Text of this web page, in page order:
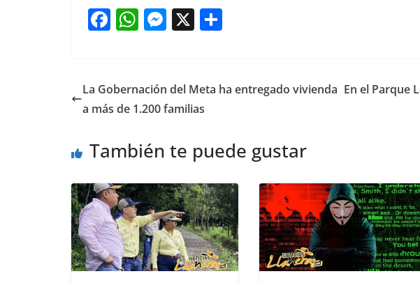
F
e
b
o
k
W
s
A
p
M
e
n
er
X
e
La Gobernación del Meta ha entregado vivienda
a más de 1.200 familias
En el Parque
También te puede gustar